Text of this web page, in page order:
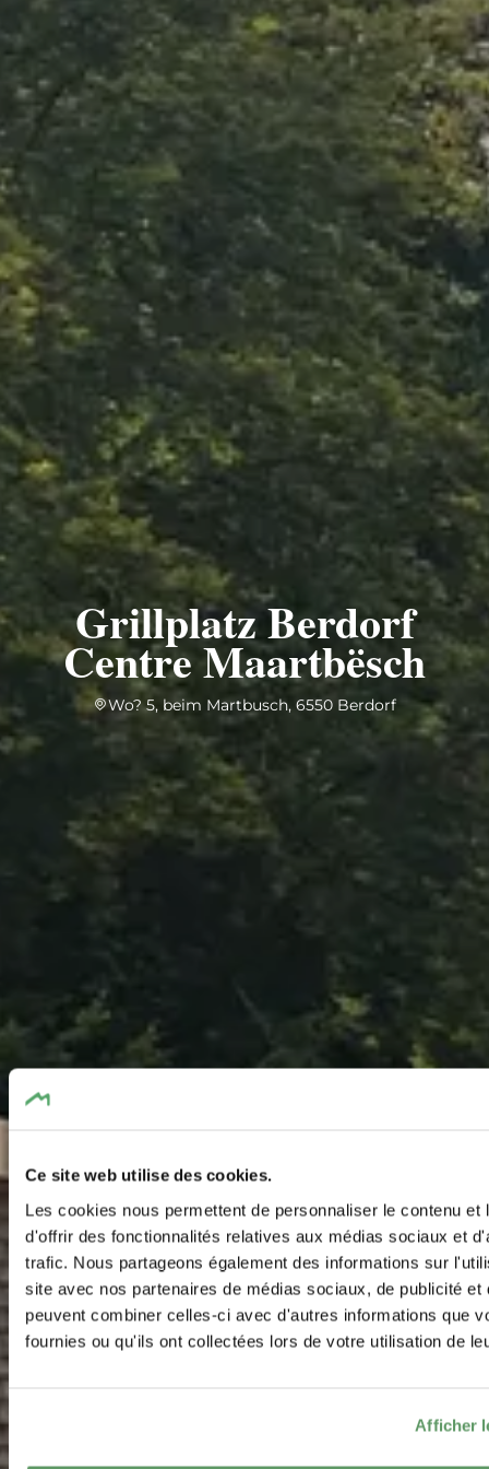
Ce site web utilise des cookies.
Les cookies nous permettent de personnaliser le contenu et
d'offrir des fonctionnalités relatives aux médias sociaux et
trafic. Nous partageons également des informations sur
site avec nos partenaires de médias sociaux, de publicité et
peuvent combiner celles-ci avec d'autres informations que
fournies ou qu'ils ont collectées lors de votre utilisation de
Afficher
Grillplatz Berdorf
Centre Maartbësch
Wo? 5, beim Martbusch, 6550 Berdorf